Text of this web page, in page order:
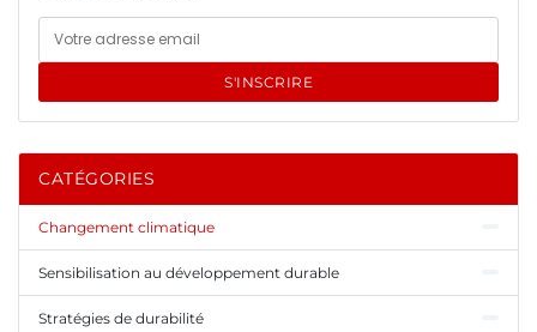
S'INSCRIRE
CATÉGORIES
Changement climatique
Sensibilisation au développement durable
Stratégies de durabilité